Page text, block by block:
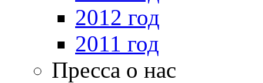
2012 год
2011 год
Пресса о нас